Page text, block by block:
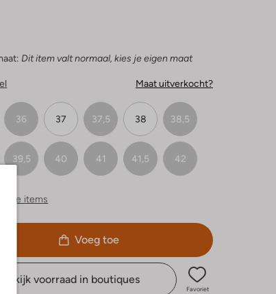
Dit item valt normaal, kies je eigen maat
Maat uitverkocht?
36 37 37,5 38 38,5
39,5 40 41 41,5 42
items
Voeg toe
Bekijk voorraad in boutiques
Favoriet